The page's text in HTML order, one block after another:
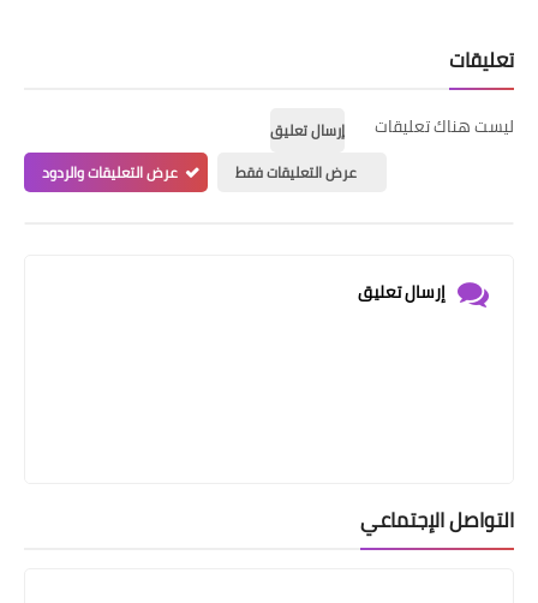
تعليقات
ليست هناك تعليقات
إرسال تعليق
عرض التعليقات فقط
عرض التعليقات والردود
إرسال تعليق
التواصل الإجتماعي